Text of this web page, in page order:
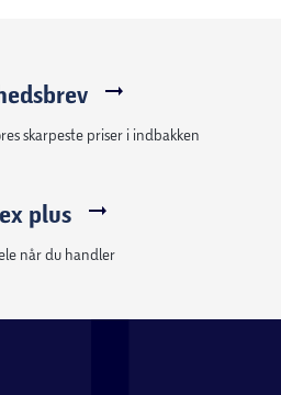
skarpeste priser i indbakken
plus
når du handler